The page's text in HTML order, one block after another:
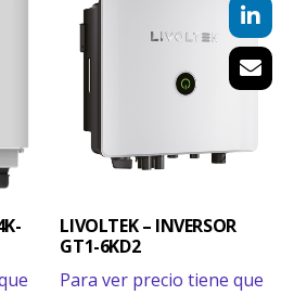
LIVOLTEK – INVERSOR
GT1-6KD2
Para ver precio tiene que